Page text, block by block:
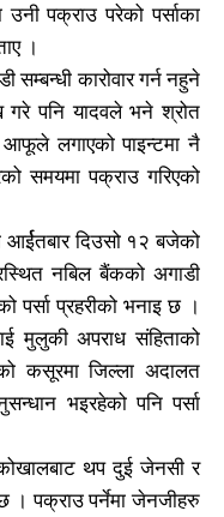
खोज्नुहोस्
खोज्नुहोस्
पक्राउ परेको पर्साका
।
कारोवार गर्न नहुने
पनि यादवले भने श्रोत
लगाएको पाइन्टमा नै
समयमा पक्राउ गरिएको
आर्ईतबार दिउसो १२ बजेको
नबिल बैंकको अगाडी
पर्सा प्रहरीको भनाइ छ ।
मुलुकी अपराध संहिताको
कसूरमा जिल्ला अदालत
भइरहेको पनि पर्सा
थप दुई जेनसी र
। पक्राउ पर्नेमा जेनजीहरु